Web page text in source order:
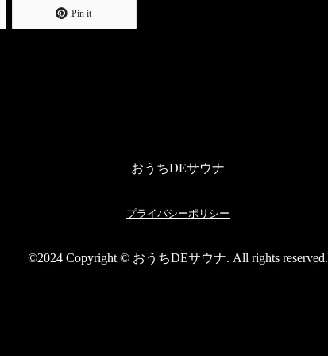
Pin it
おうちDEサウナ
プライバシーポリシー
©2024 Copyright © おうちDEサウナ. All rights reserved.